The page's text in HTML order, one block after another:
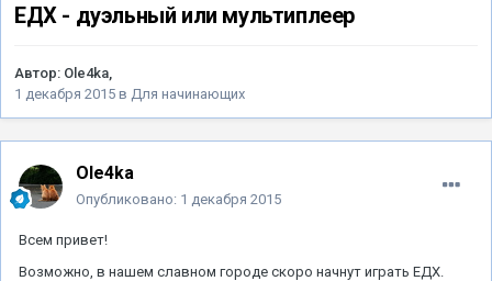
ЕДХ - дуэльный или мультиплеер
Автор: Ole4ka
1 декабря 2015 в Для начинающих
Ole4ka
Опубликовано: 1 декабря 2015
Всем привет!
Возможно, в нашем славном городе скоро начнут играть ЕДХ.